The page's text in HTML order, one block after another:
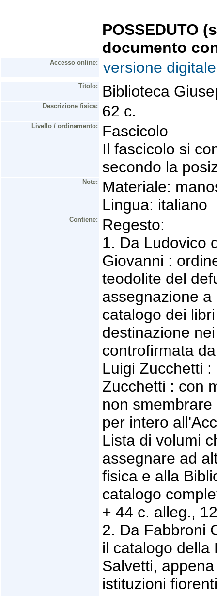
POSSEDUTO
documento
Accesso online: versione digitale
Titolo: Biblioteca
Descrizione fisica: 62 c.
Livello / ordinamento:
Fascicolo
Il fascicolo si
secondo la
Note:
Materiale:
Lingua: italiano
Contiene:
Regesto:
1. Da Ludovico
Giovanni :
teodolite del
assegnazione
catalogo dei
destinazione
controfirmata
Luigi Zucchetti
Zucchetti : con
non
per intero
Lista di volumi
assegnare ad
fisica e alla
catalogo
+ 44 c. alleg.,
2. Da Fabbroni
il catalogo della
Salvetti,
istituzioni